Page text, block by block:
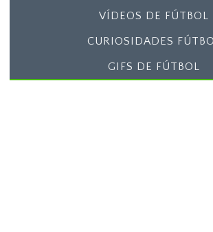
VÍDEOS DE FÚTBOL
CURIOSIDADES
GIFS DE FÚTBOL